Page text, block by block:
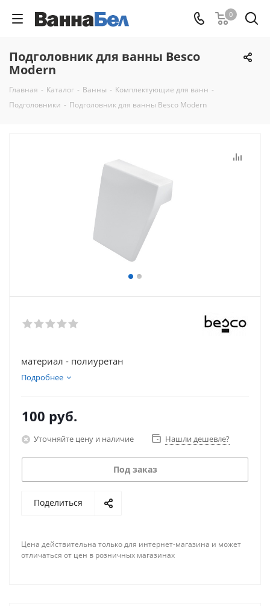
0
Подголовник для ванны Besco
Modern
Главная - Каталог - Ванны - Комплектующие для ванн -
Подголовники - Подголовник для ванны Besco Modern
материал - полиуретан
Подробнее
100 руб.
Уточняйте цену и наличие Нашли дешевле?
Под заказ
Поделиться
Цена действительна только для интернет-магазина и может
отличаться от цен в розничных магазинах